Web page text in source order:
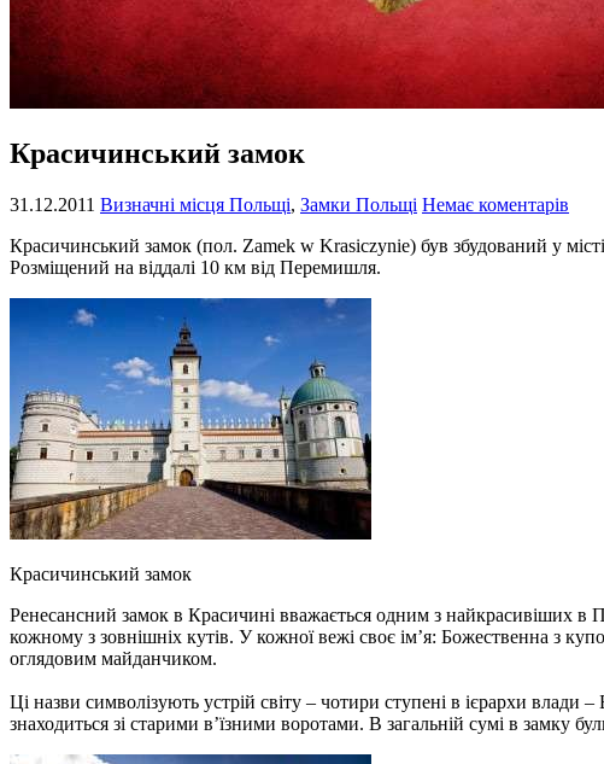
Красичинський замок
31.12.2011 Визначні місця Польщі, Замки Польщі Немає коментарів
Красичинський замок (пол. Zamek w Krasiczynie) був збудований у
Розміщений на віддалі 10 км від Перемишля.
Красичинський замок
Ренесансний замок в Красичині вважається одним з найкрасивіших в
кожному з зовнішніх кутів. У кожної вежі своє ім’я: Божественна з
оглядовим майданчиком.
Ці назви символізують устрій світу – чотири ступені в ієрархи
знаходиться зі старими в’їзними воротами. В загальній сумі в замку